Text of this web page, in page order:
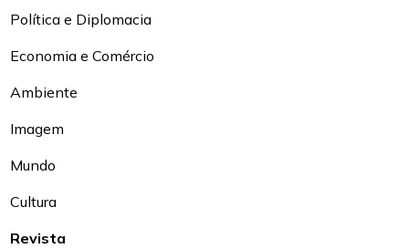
Política e Diplomacia
Economia e Comércio
Ambiente
Imagem
Mundo
Cultura
Revista